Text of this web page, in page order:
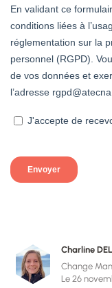
Charline
Change
Le 26